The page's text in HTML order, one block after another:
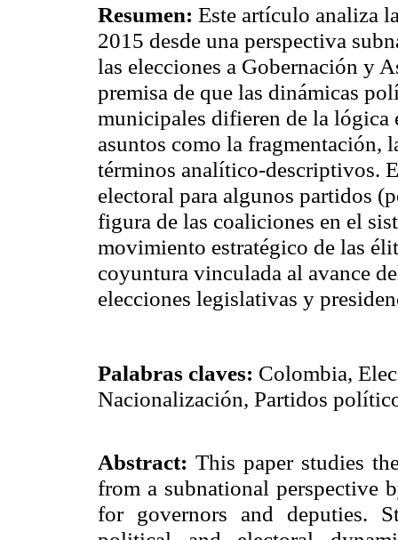
Resumen: Este artículo analiza
2015 desde una perspectiva
las elecciones a Gobernación y
premisa de que las dinámicas
municipales difieren de la lógica
asuntos como la fragmentación,
términos analítico-descriptivos.
electoral para algunos partidos
figura de las coaliciones en el
movimiento estratégico de las
coyuntura vinculada al avance
elecciones legislativas y
Palabras claves: Colombia,
Nacionalización, Partidos
Abstract: This paper studies
from a subnational perspective
for governors and deputies.